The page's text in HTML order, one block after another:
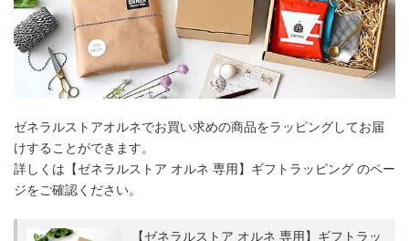
ゼネラルストアオルネでお買い求めの商品をラッピングしてお届
けすることができます。
詳しくは【ゼネラルストア オルネ 専用】ギフトラッピング のペー
ジをご確認ください。
【ゼネラルストア オルネ 専用】ギフトラッ